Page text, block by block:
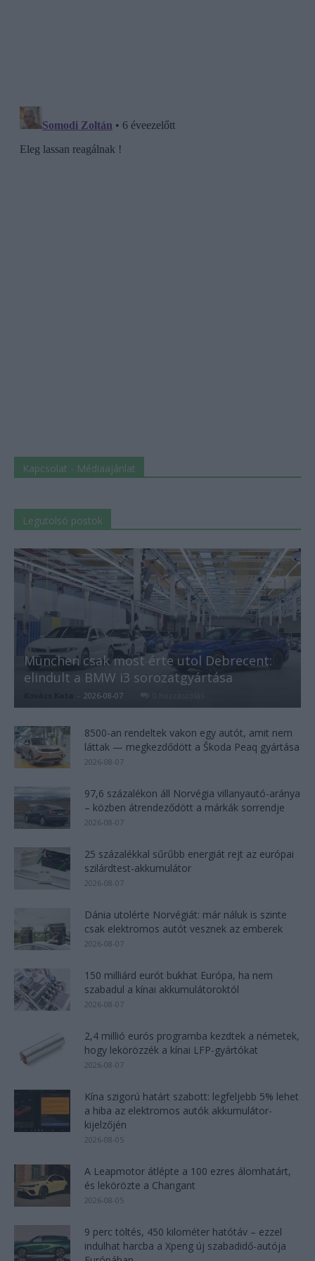
Kapcsolat - Médiaajánlat
Legutolsó postok
München csak most érte utol Debrecent:
elindult a BMW i3 sorozatgyártása
- 2026-08-07
8500-an rendeltek vakon egy autót, amit nem
láttak — megkezdődött a Škoda Peaq gyártása
2026-08-07
97,6 százalékon áll Norvégia villanyautó-aránya
– közben átrendeződött a márkák sorrendje
2026-08-07
25 százalékkal sűrűbb energiát rejt az európai
szilárdtest-akkumulátor
2026-08-07
Dánia utolérte Norvégiát: már náluk is szinte
csak elektromos autót vesznek az emberek
2026-08-07
150 milliárd eurót bukhat Európa, ha nem
szabadul a kínai akkumulátoroktól
2026-08-07
2,4 millió eurós programba kezdtek a németek,
hogy lekörözzék a kínai LFP-gyártókat
2026-08-07
Kína szigorú határt szabott: legfeljebb 5% lehet
a hiba az elektromos autók akkumulátor-
kijelzőjén
2026-08-05
A Leapmotor átlépte a 100 ezres álomhatárt,
és lekörözte a Changant
2026-08-05
9 perc töltés, 450 kilométer hatótáv – ezzel
indulhat harcba a Xpeng új szabadidő-autója